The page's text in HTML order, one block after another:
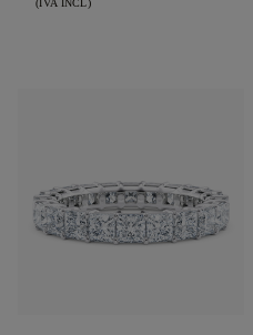
(IVA INCL)